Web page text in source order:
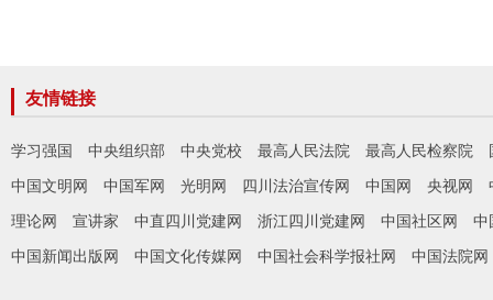
友情链接
学习强国 中央组织部 中央党校 最高人民法院 最高人民检察院
中国文明网 中国军网 光明网 四川法治宣传网 中国网 央视网
理论网 宣讲家 中直四川党建网 浙江四川党建网 中国社区网 中
中国新闻出版网 中国文化传媒网 中国社会科学报社网 中国法院网